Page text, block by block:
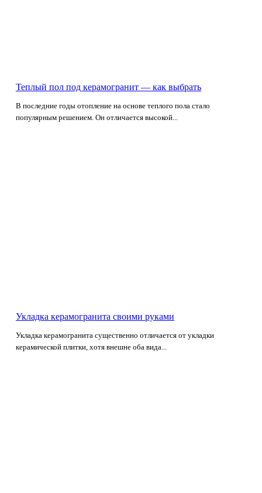
Теплый пол под керамогранит — как выбрать
В последние годы отопление на основе теплого пола стало
популярным решением. Он отличается высокой...
Укладка керамогранита своими руками
Укладка керамогранита существенно отличается от укладки
керамической плитки, хотя внешне оба вида...